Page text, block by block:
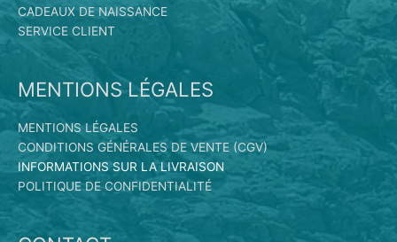
CADEAUX DE NAISSANCE
SERVICE CLIENT
MENTIONS LÉGALES
MENTIONS LÉGALES
CONDITIONS GÉNÉRALES DE VENTE (CGV)
INFORMATIONS SUR LA LIVRAISON
POLITIQUE DE CONFIDENTIALITÉ